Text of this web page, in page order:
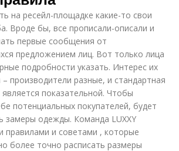
на ресейл-площадке какие-то свои
Вроде бы, все прописали-описали и
первые сообщения от
предложением лиц. Вот только лица
подробности указать. Интерес их
производители разные, и стандартная
является показательной. Чтобы
потенциальных покупателей, будет
замеры одежды. Команда LUXXY
правилами и советами , которые
более точно расписать размеры